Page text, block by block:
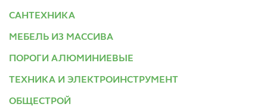
САНТЕХНИКА
МЕБЕЛЬ ИЗ МАССИВА
ПОРОГИ АЛЮМИНИЕВЫЕ
ТЕХНИКА И ЭЛЕКТРОИНСТРУМЕНТ
ОБЩЕСТРОЙ